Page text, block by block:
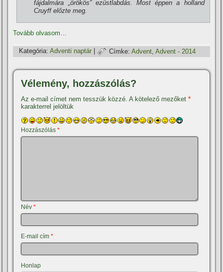
fájdalmára „örökös” ezüstlabdás. Most éppen a holland
Cruyff előzte meg.
Tovább olvasom…
Kategória: Adventi naptár | Címke: Advent ,Advent - 2014
Vélemény, hozzászólás?
Az e-mail címet nem tesszük közzé. A kötelező mezőket*
karakterrel jelöltük
Hozzászólás*
Név*
E-mail cím*
Honlap